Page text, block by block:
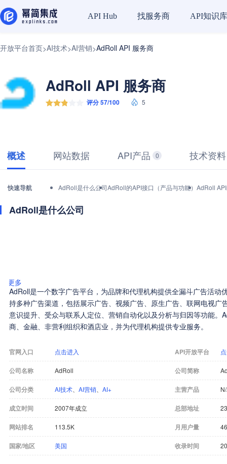
API Hub 找服务商 API知识库
开放平台首页>AI技术>AI营销>AdRoll API 服务商
AdRoll API 服务商
评分 57/100 5
概述 网站数据 API产品 0 技术资料
快速导航 AdRoll是什么公司AdRoll的API接口（产品与功能） AdRoll
AdRoll是什么公司
更多
AdRoll是一个数字广告平台，为品牌和代理机构提供全漏斗广告活动
持多种广告渠道，包括展示广告、视频广告、原生广告、联网电视广
意识提升、受众与联系人定位、营销自动化以及分析与归因等功能。
商、金融、非营利组织和酒店业，并为代理机构提供专业服务。
官网入口 点击进入 API开放平台
公司名称 AdRoll 公司简称
公司分类 AI技术 AI营销 AI+ 主营产品
成立时间 2007年成立 总部地址
网站排名 113.5K 月用户量
国家/地区 美国 收录时间